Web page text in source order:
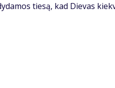
tie­są, kad Die­vas